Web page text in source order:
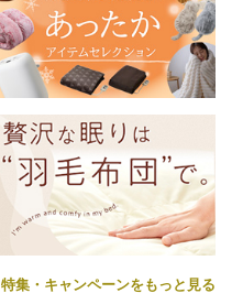
特集・キャンペーンをもっと見る